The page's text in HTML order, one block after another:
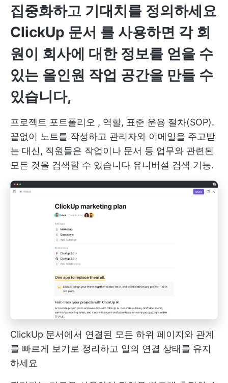
집중화하고 기대치를 정의하세요
ClickUp 문서 를 사용하면 각 회
원이 회사에 대한 정보를 얻을 수
있는 올인원 작업 공간을 만들 수
있습니다,
프로젝트 포트폴리오 , 역할, 표준 운용 절차(SOP).
끝없이 노트를 작성하고 관리자와 이메일을 주고받
는 대신, 직원들은 작업이나 문서 등 업무와 관련된
모든 것을 검색할 수 있습니다 유니버설 검색 기능.
ClickUp 문서에서 연결된 모든 하위 페이지와 관계
를 빠르게 보기로 정리하고 일의 연결 상태를 유지
하세요